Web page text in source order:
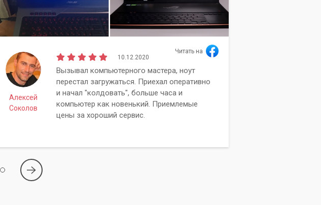
Читать на
Алексей
Соколов
10.12.2020
Вызывал компьютерного мастера, ноут
перестал загружаться. Приехал оперативно
и начал "колдовать", больше часа и
компьютер как новенький. Приемлемые
цены за хороший сервис.